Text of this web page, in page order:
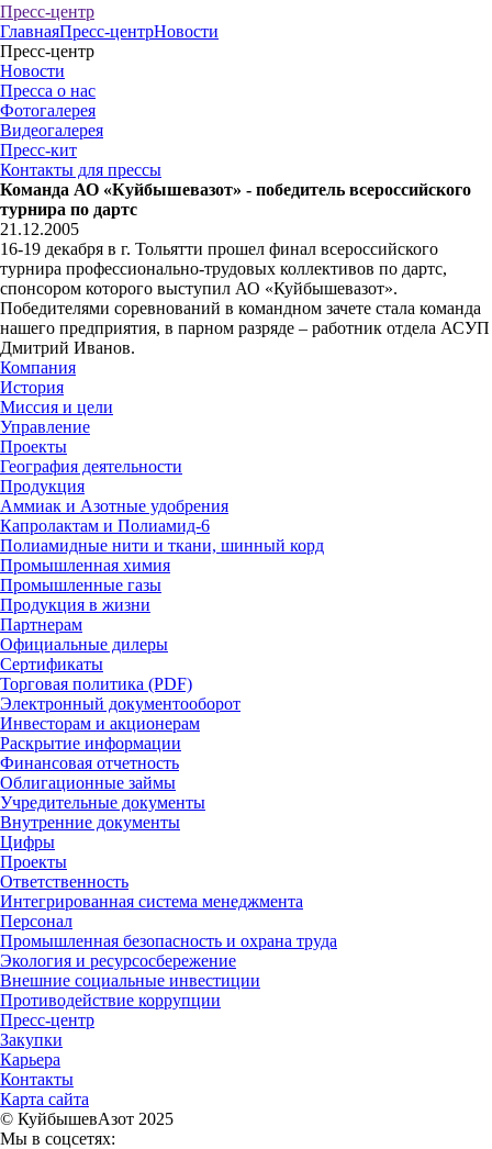
Пресс-центр
ГлавнаяПресс-центрНовости
Пресс-центр
Новости
Пресса о нас
Фотогалерея
Видеогалерея
Пресс-кит
Контакты для прессы
Команда АО «Куйбышевазот» - победитель всероссийского
турнира по дартс
21.12.2005
16-19 декабря в г. Тольятти прошел финал всероссийского
турнира профессионально-трудовых коллективов по дартс,
спонсором которого выступил АО «Куйбышевазот».
Победителями соревнований в командном зачете стала команда
нашего предприятия, в парном разряде – работник отдела АСУП
Дмитрий Иванов.
Компания
История
Миссия и цели
Управление
Проекты
География деятельности
Продукция
Аммиак и Азотные удобрения
Капролактам и Полиамид-6
Полиамидные нити и ткани, шинный корд
Промышленная химия
Промышленные газы
Продукция в жизни
Партнерам
Официальные дилеры
Сертификаты
Торговая политика (PDF)
Электронный документооборот
Инвесторам и акционерам
Раскрытие информации
Финансовая отчетность
Облигационные займы
Учредительные документы
Внутренние документы
Цифры
Проекты
Ответственность
Интегрированная система менеджмента
Персонал
Промышленная безопасность и охрана труда
Экология и ресурсосбережение
Внешние социальные инвестиции
Противодействие коррупции
Пресс-центр
Закупки
Карьера
Контакты
Карта сайта
© КуйбышевАзот 2025
Мы в соцсетях: